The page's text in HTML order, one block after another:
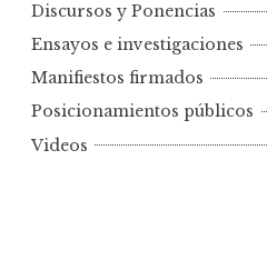
f
e
c
a
Discursos y Ponencias
Ensayos e investigaciones
Manifiestos firmados
Posicionamientos públicos
Videos